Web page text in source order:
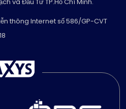
thông Internet số 586/GP-CVT